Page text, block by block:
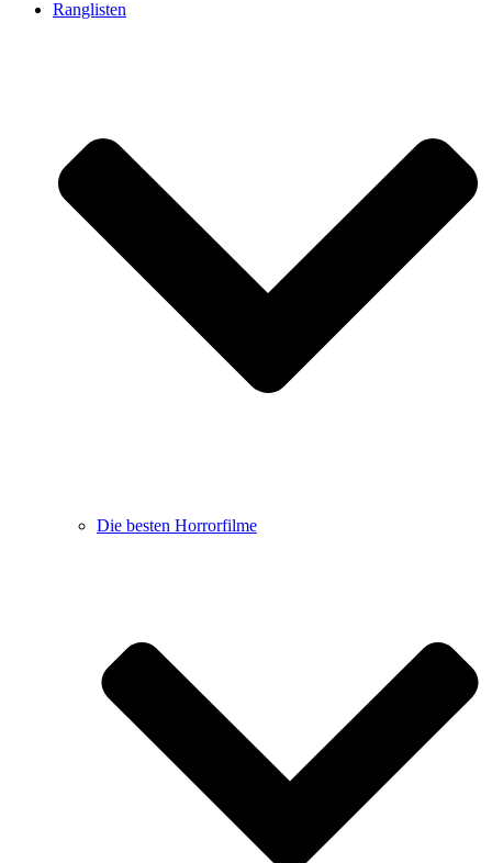
Ranglisten
Die besten Horrorfilme